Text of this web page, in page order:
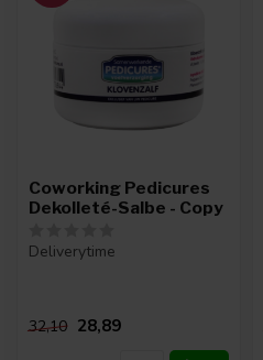
Coworking Pedicures
Dekolleté-Salbe - Copy
Deliverytime
32,10 28,89